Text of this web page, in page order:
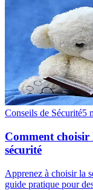
Conseils de Sécurité5
Comment
sécurité
Apprenez à choisir la
guide pratique pour